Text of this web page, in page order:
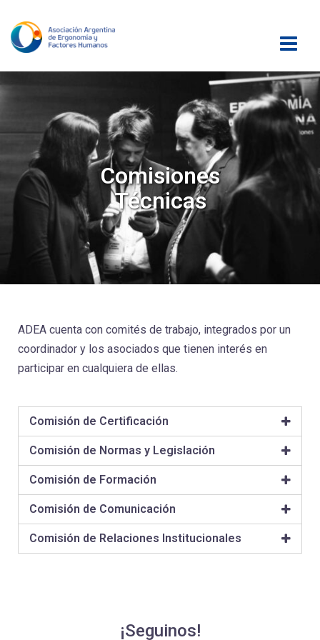
Comisiones
Técnicas
ADEA cuenta con comités de trabajo, integrados por un
coordinador y los asociados que tienen interés en
participar en cualquiera de ellas.
Comisión de Certificación
Comisión de Normas y Legislación
Comisión de Formación
Comisión de Comunicación
Comisión de Relaciones Institucionales
¡Seguinos!